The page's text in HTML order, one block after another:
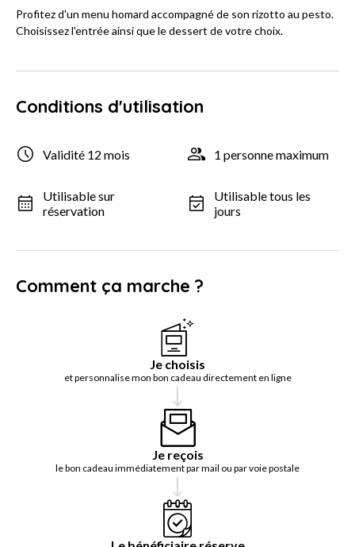
Profitez d'un menu homard accompagné de son rizotto au pesto.
Choisissez l'entrée ainsi que le dessert de votre choix.
Conditions d'utilisation
Validité 12 mois 1 personne maximum
Utilisable sur
réservation
Utilisable tous les
jours
Comment ça marche ?
Je choisis
et personnalise mon bon cadeau directement en ligne
Je reçois
le bon cadeau immédiatement par mail ou par voie postale